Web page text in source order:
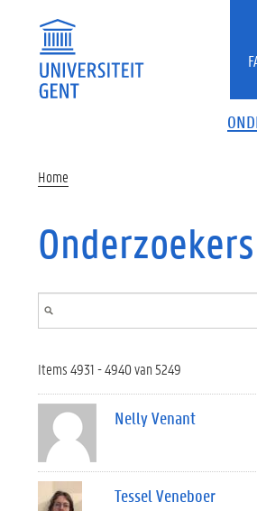
Home
Onderzoekers
Items 4931 - 4940 van 5249
Nelly Venant
Tessel Veneboer